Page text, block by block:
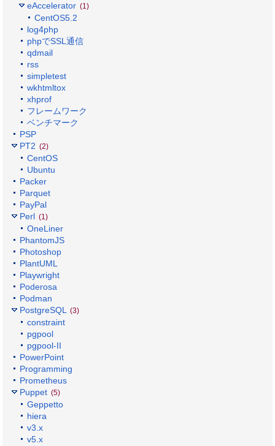
eAccelerator (1)
CentOS5.2
log4php
phpでSSL通信
qdmail
rss
simpletest
wkhtmltox
xhprof
フレームワーク
ベンチマーク
PSP
PT2 (2)
CentOS
Ubuntu
Packer
Parquet
PayPal
Perl (1)
OneLiner
PhantomJS
Photoshop
PlantUML
Playwright
Poderosa
Podman
PostgreSQL
(3)
constraint
pgpool
pgpool-II
PowerPoint
Programming
Prometheus
Puppet (5)
Geppetto
hiera
v3.x
v5.x